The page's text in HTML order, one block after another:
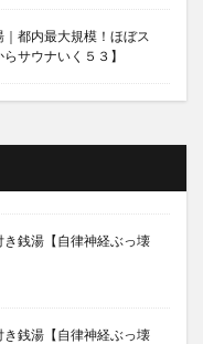
都内最大規模！ほぼス
サウナいく５３】
銭湯【自律神経ぶっ壊
銭湯【自律神経ぶっ壊